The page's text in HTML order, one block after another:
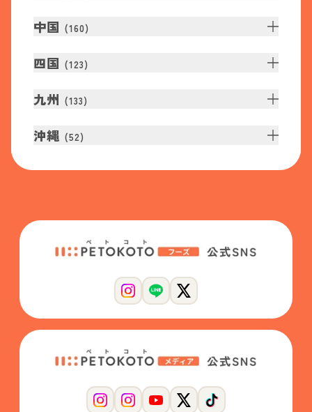
中国 (160)
四国 (123)
九州 (133)
沖縄 (52)